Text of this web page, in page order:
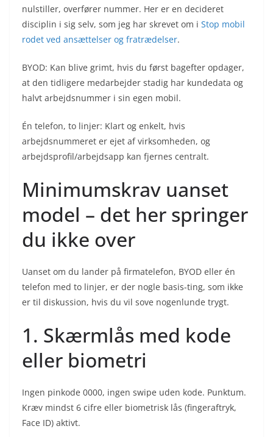
nulstiller, overfører nummer. Her er en decideret
disciplin i sig selv, som jeg har skrevet om i Stop mobil
rodet ved ansættelser og fratrædelser.
BYOD: Kan blive grimt, hvis du først bagefter opdager,
at den tidligere medarbejder stadig har kundedata og
halvt arbejdsnummer i sin egen mobil.
Én telefon, to linjer: Klart og enkelt, hvis
arbejdsnummeret er ejet af virksomheden, og
arbejdsprofil/arbejdsapp kan fjernes centralt.
Minimumskrav uanset
model – det her springer
du ikke over
Uanset om du lander på firmatelefon, BYOD eller én
telefon med to linjer, er der nogle basis-ting, som ikke
er til diskussion, hvis du vil sove nogenlunde trygt.
1. Skærmlås med kode
eller biometri
Ingen pinkode 0000, ingen swipe uden kode. Punktum.
Kræv mindst 6 cifre eller biometrisk lås (fingeraftryk,
Face ID) aktivt.